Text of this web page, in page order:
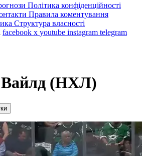
Політика конфіденційності
Правила коментування
Структура власності
facebook x youtube instagram telegram
Вайлд (НХЛ)